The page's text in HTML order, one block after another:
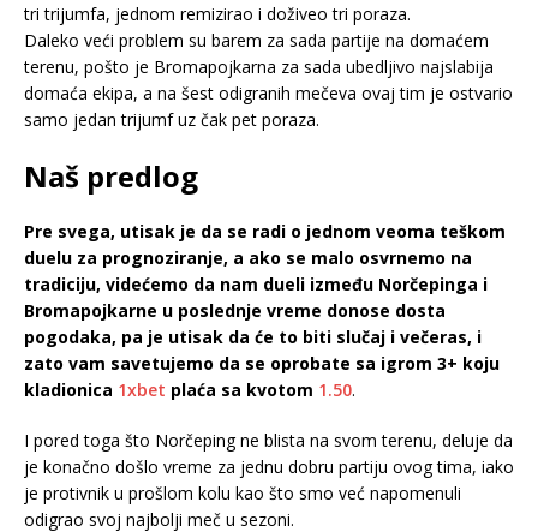
tri trijumfa, jednom remizirao i doživeo tri poraza.
Daleko veći problem su barem za sada partije na domaćem
terenu, pošto je Bromapojkarna za sada ubedljivo najslabija
domaća ekipa, a na šest odigranih mečeva ovaj tim je ostvario
samo jedan trijumf uz čak pet poraza.
Naš predlog
Pre svega, utisak je da se radi o jednom veoma teškom
duelu za prognoziranje, a ako se malo osvrnemo na
tradiciju, videćemo da nam dueli između Norčepinga i
Bromapojkarne u poslednje vreme donose dosta
pogodaka, pa je utisak da će to biti slučaj i večeras, i
zato vam savetujemo da se oprobate sa igrom 3+ koju
kladionica 1xbet plaća sa kvotom 1.50.
I pored toga što Norčeping ne blista na svom terenu, deluje da
je konačno došlo vreme za jednu dobru partiju ovog tima, iako
je protivnik u prošlom kolu kao što smo već napomenuli
odigrao svoj najbolji meč u sezoni.